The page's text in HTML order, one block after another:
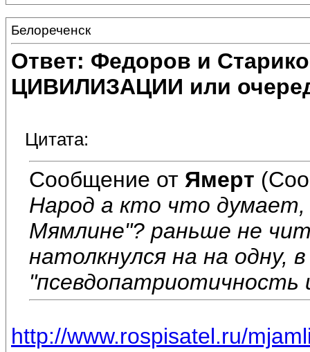
Белореченск
Ответ: Федоров и
ЦИВИЛИЗАЦИИ или
Цитата:
Сообщение от Ямерт
Народ а кто что думает,
Мямлине"? раньше не
натолкнулся на на одну,
http://www.rospisatel.ru/